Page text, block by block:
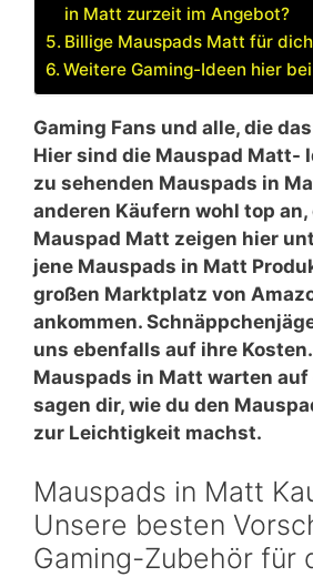
in Matt zurzeit im Angebot?
Billige Mauspads Matt für
Weitere Gaming-Ideen hier
Gaming Fans und alle, die
Hier sind die Mauspad Matt-
zu sehenden Mauspads in
anderen Käufern wohl top
Mauspad Matt zeigen hier
jene Mauspads in Matt
großen Marktplatz von
ankommen.
uns ebenfalls auf ihre
Mauspads in Matt warten
sagen dir, wie du den
zur Leichtigkeit machst.
Mauspads in Matt
Unsere besten
Gaming-Zubehör für